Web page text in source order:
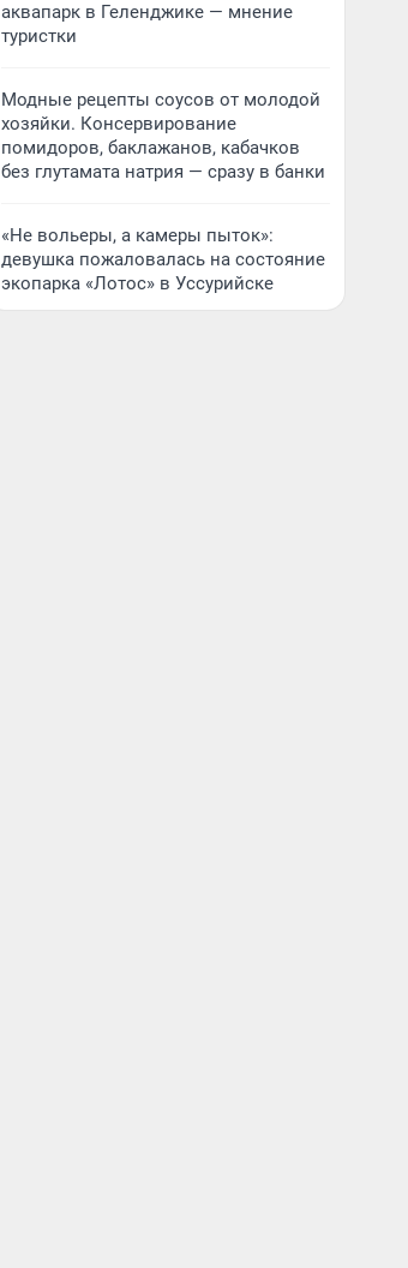
аквапарк в Геленджике — мнение
туристки
Модные рецепты соусов от молодой
хозяйки. Консервирование
помидоров, баклажанов, кабачков
без глутамата натрия — сразу в банки
«Не вольеры, а камеры пыток»:
девушка пожаловалась на состояние
экопарка «Лотос» в Уссурийске